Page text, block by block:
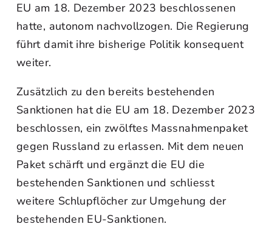
EU am 18. Dezember 2023 beschlossenen
hatte, autonom nachvollzogen. Die Regierung
führt damit ihre bisherige Politik konsequent
weiter.
Zusätzlich zu den bereits bestehenden
Sanktionen hat die EU am 18. Dezember 2023
beschlossen, ein zwölftes Massnahmenpaket
gegen Russland zu erlassen. Mit dem neuen
Paket schärft und ergänzt die EU die
bestehenden Sanktionen und schliesst
weitere Schlupflöcher zur Umgehung der
bestehenden EU-Sanktionen.